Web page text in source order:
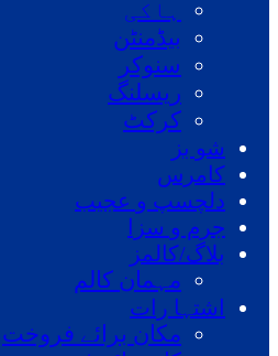
ہاکی
بیڈمنٹن
سنوکر
ریسلنگ
کرکٹ
شو بز
کامرس
دلچسپ و عجیب
جرم و سزا
بلاگ/کالمز
مہمان کالم
اشتہا رات
مکان برائے فروخت